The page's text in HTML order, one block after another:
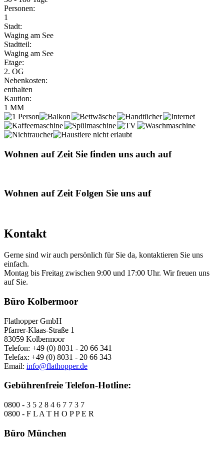
Personen:
1
Stadt:
Waging am See
Stadtteil:
Waging am See
Etage:
2. OG
Nebenkosten:
enthalten
Kaution:
1 MM
Wohnen auf Zeit Sie finden uns auch auf
Wohnen auf Zeit Folgen Sie uns auf
Kontakt
Gerne sind wir auch persönlich für Sie da, kontaktieren Sie uns
einfach.
Montag bis Freitag zwischen 9:00 und 17:00 Uhr. Wir freuen uns
auf Sie.
Büro Kolbermoor
Flathopper GmbH
Pfarrer-Klaas-Straße 1
83059 Kolbermoor
Telefon: +49 (0) 8031 - 20 66 341
Telefax: +49 (0) 8031 - 20 66 343
Email: info@flathopper.de
Gebührenfreie Telefon-Hotline:
0800 - 3 5 2 8 4 6 7 7 3 7
0800 - F L A T H O P P E R
Büro München